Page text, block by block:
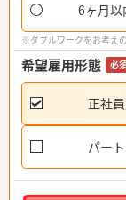
6ヶ月以
※ダブルワークをお考え
希望雇用形態 必
正社員
パート